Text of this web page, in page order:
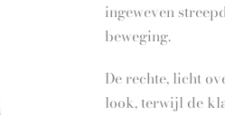
ingeweven
beweging.
De rechte, licht
look, terwijl de